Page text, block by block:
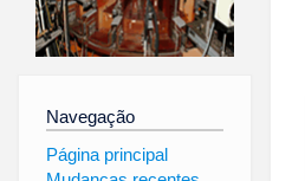
Navegação
Página principal